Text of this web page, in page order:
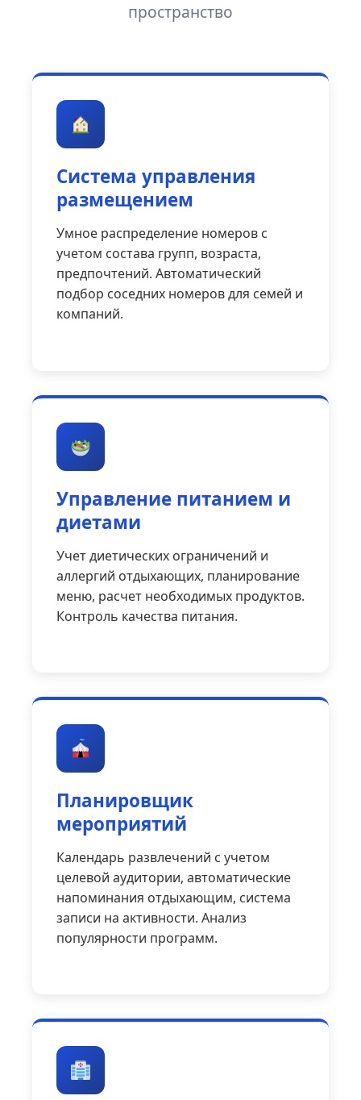
пространство
Система управления
размещением
Умное распределение номеров с
учетом состава групп, возраста,
предпочтений. Автоматический
подбор соседних номеров для семей и
компаний.
Управление питанием и
диетами
Учет диетических ограничений и
аллергий отдыхающих, планирование
меню, расчет необходимых продуктов.
Контроль качества питания.
Планировщик
мероприятий
Календарь развлечений с учетом
целевой аудитории, автоматические
напоминания отдыхающим, система
записи на активности. Анализ
популярности программ.